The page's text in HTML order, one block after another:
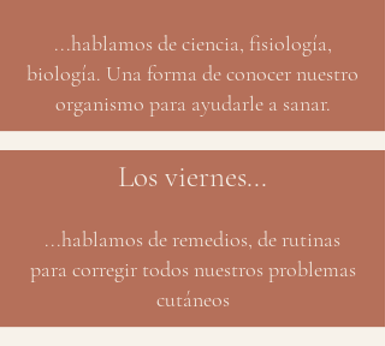
...hablamos de ciencia, fisiología,
biología. Una forma de conocer nuestro
organismo para ayudarle a sanar.
Los viernes...
...hablamos de remedios, de rutinas
para corregir todos nuestros problemas
cutáneos